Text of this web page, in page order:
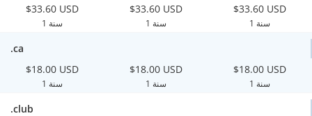
$33.60 USD
1 سنة
$33.60 USD
1 سنة
$33.60 USD
1 سنة
.ca
$18.00 USD
1 سنة
$18.00 USD
1 سنة
$18.00 USD
1 سنة
.club